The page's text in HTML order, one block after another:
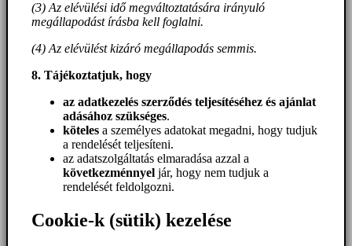
(3) Az elévülési idő megváltoztatására irányuló
megállapodást írásba kell foglalni.
(4) Az elévülést kizáró megállapodás semmis.
8. Tájékoztatjuk, hogy
az adatkezelés szerződés teljesítéséhez és ajánlat
adásához szükséges.
köteles a személyes adatokat megadni, hogy tudjuk
a rendelését teljesíteni.
az adatszolgáltatás elmaradása azzal a
következménnyel jár, hogy nem tudjuk a
rendelését feldolgozni.
Cookie-k (sütik) kezelése